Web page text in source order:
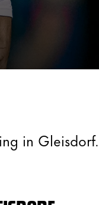
in Gleisdorf.